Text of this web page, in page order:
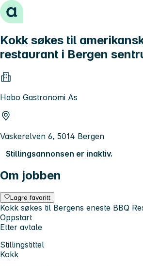
Hopp til innhold
Kokk søkes til
restaurant i Bergen
Habo Gastronomi As
Vaskerelven 6, 5014 Bergen
Stillingsannonsen er inaktiv.
Om jobben
Lagre favoritt
Kokk søkes til Bergens eneste BBQ
Oppstart
Etter avtale
Stillingstittel
Kokk